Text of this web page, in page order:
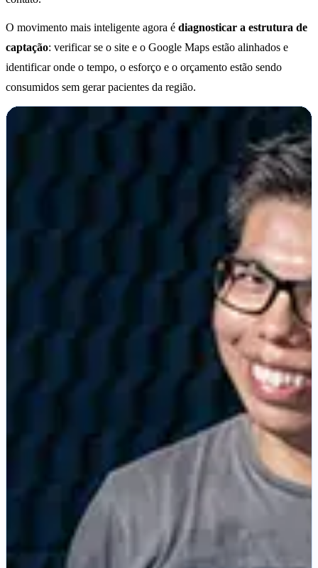
O movimento mais inteligente agora é diagnosticar a estrutura de
captação: verificar se o site e o Google Maps estão alinhados e
identificar onde o tempo, o esforço e o orçamento estão sendo
consumidos sem gerar pacientes da região.